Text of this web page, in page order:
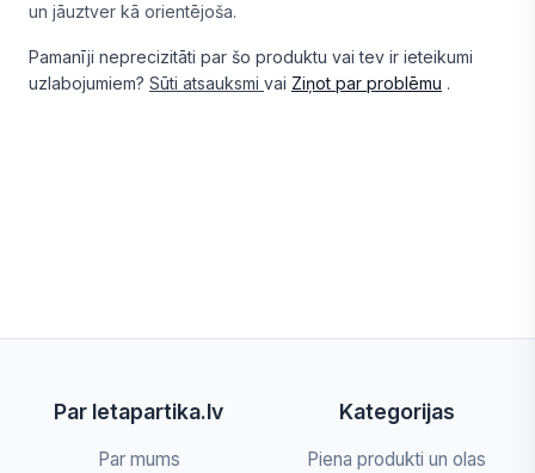
un jāuztver kā orientējoša.
Pamanīji neprecizitāti par šo produktu vai tev ir ieteikumi
uzlabojumiem? Sūti atsauksmi vai Ziņot par problēmu .
Par letapartika.lv
Par mums
Kategorijas
Piena produkti un olas